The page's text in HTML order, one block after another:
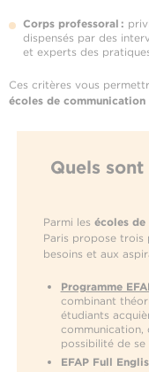
Corps professoral :
dispensés par des
et experts des
Ces critères vous
écoles de communication
Quels
Parmi les écoles
Paris propose trois
besoins et aux
Programme
combinant
étudiants
communication,
possibilité de se
EFAP Full